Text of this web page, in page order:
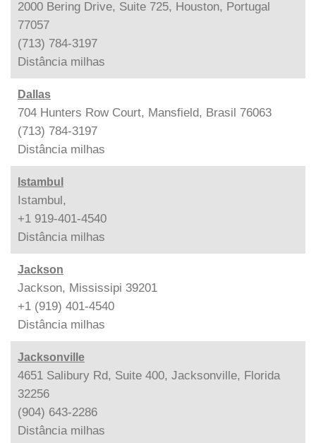
2000 Bering Drive, Suite 725, Houston, Portugal
77057
(713) 784-3197
Distância milhas
Dallas
704 Hunters Row Court, Mansfield, Brasil 76063
(713) 784-3197
Distância milhas
Istambul
Istambul,
+1 919-401-4540
Distância milhas
Jackson
Jackson, Mississipi 39201
+1 (919) 401-4540
Distância milhas
Jacksonville
4651 Salibury Rd, Suite 400, Jacksonville, Florida
32256
(904) 643-2286
Distância milhas